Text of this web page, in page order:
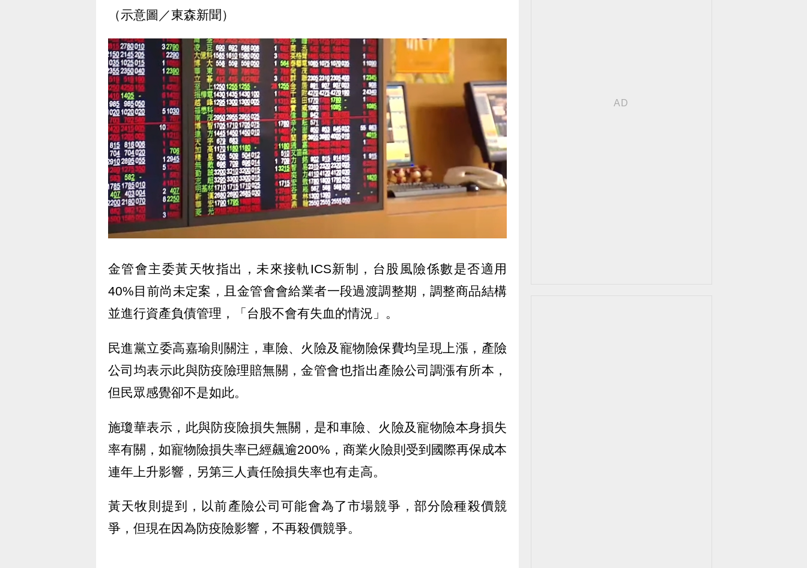
（示意圖／東森新聞）
金管會主委黃天牧指出，未來接軌ICS新制，台股風險係數是否適用
40%目前尚未定案，且金管會會給業者一段過渡調整期，調整商品結構
並進行資產負債管理，「台股不會有失血的情況」。
民進黨立委高嘉瑜則關注，車險、火險及寵物險保費均呈現上漲，產險
公司均表示此與防疫險理賠無關，金管會也指出產險公司調漲有所本，
但民眾感覺卻不是如此。
施瓊華表示，此與防疫險損失無關，是和車險、火險及寵物險本身損失
率有關，如寵物險損失率已經飆逾200%，商業火險則受到國際再保成本
連年上升影響，另第三人責任險損失率也有走高。
黃天牧則提到，以前產險公司可能會為了市場競爭，部分險種殺價競
爭，但現在因為防疫險影響，不再殺價競爭。